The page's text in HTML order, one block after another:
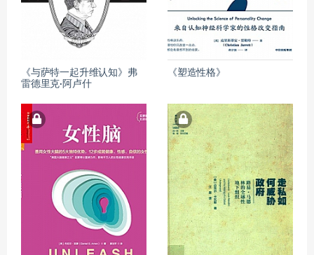
《与萨特一起升维认知》弗
雷德里克·阿卢什
《塑造性格》